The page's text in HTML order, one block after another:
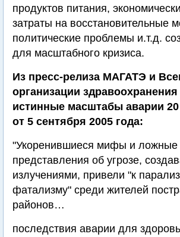
продуктов питания,
затраты на восстановительные
политические проблемы и.т.д.
для масштабного кризиса.
Из пресс-релиза МАГАТЭ и
организации
истинные масштабы аварии 20
от 5 сентября 2005 года:
"Укоренившиеся мифы и ложные
представления об угрозе,
излучениями, привели "к
фатализму" среди жителей
районов…
последствия аварии для